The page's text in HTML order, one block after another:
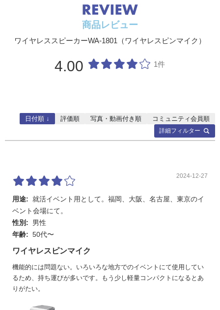
12cmフルレンジスピーカー 防磁型
囲
37W(定格出力時),25W(電気用品安全法による)
商品レビュー
ワイヤレススピーカーWA-1801（ワイヤレスピンマイク）
4.00 1件
詳細フィルター
日付順 ↓ 評価順 写真・動画付き順 コミュニティ会員順
2024-12-27
用途: 就活イベント用として。福岡、大阪、名古屋、東京のイ
ベント会場にて。
性別:
男性
年齢: 50代〜
ワイヤレスピンマイク
機能的には問題ない。いろいろな地方でのイベントにて使用してい
るため、持ち運びが多いです。もう少し軽量コンパクトになるとあ
りがたい。